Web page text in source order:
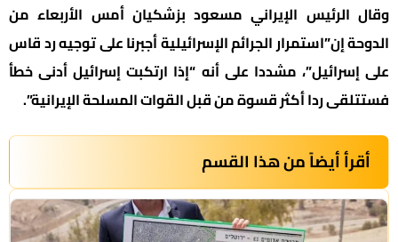
وقال الرئيس الإيراني مسعود بزشكيان أمس الأربعاء من
الدوحة إن”استمرار الجرائم الإسرائيلية أجبرنا على توجيه رد قاس
على إسرائيل”، مشددا على أنه “إذا ارتكبت إسرائيل أدنى خطأ
فستتلقى ردا أكثر قسوة من قبل القوات المسلحة الإيرانية”.
أقرأ أيضاً من هذا القسم